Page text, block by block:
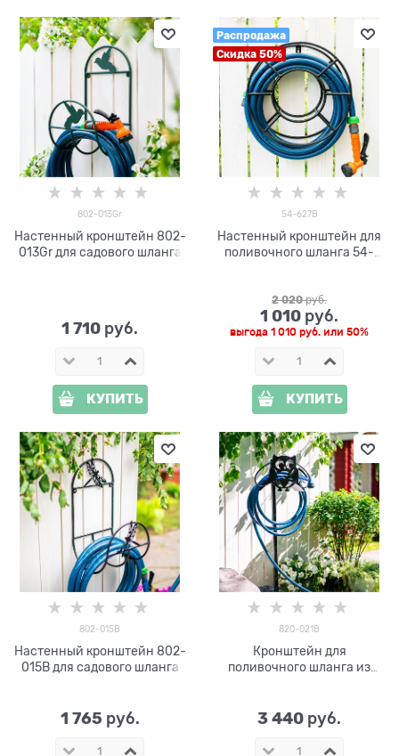
802-013Gr
Настенный кронштейн 802-
013Gr для садового шланга
1 710 руб.
КУПИТЬ
Распродажа
Скидка 50%
54-627B
Настенный кронштейн для
поливочного шланга 54-
2 020 руб.
1 010 руб.
выгода 1 010 руб. или 50%
КУПИТЬ
802-015B
Настенный кронштейн 802-
015B для садового шланга
1 765 руб.
820-021B
Кронштейн для
поливочного шланга из
3 440 руб.